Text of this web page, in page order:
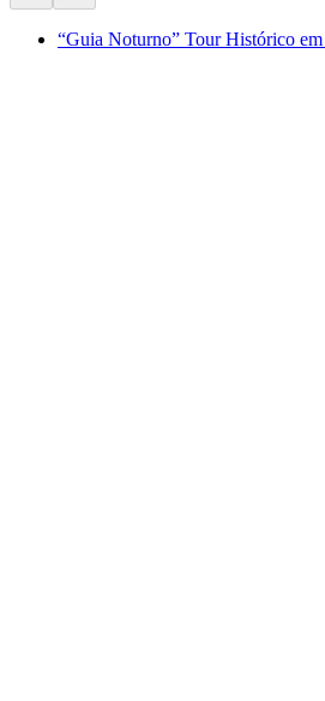
“Guia Noturno” Tour Histórico